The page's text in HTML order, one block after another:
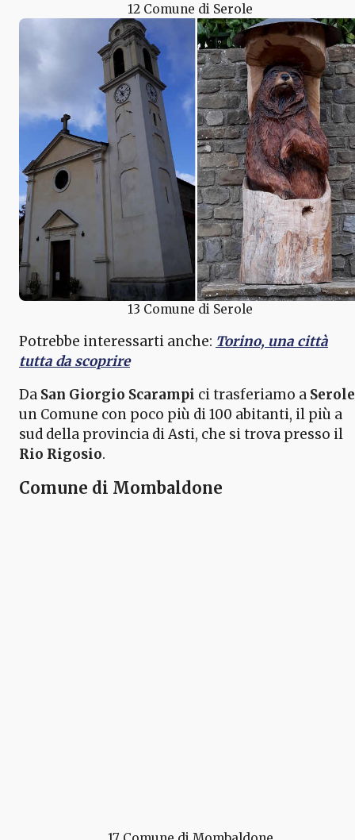
12 Comune di Serole
13 Comune di Serole
Potrebbe interessarti anche: Torino, una città
tutta da scoprire
Da San Giorgio Scarampi ci trasferiamo a Serole
un Comune con poco più di 100 abitanti, il più a
sud della provincia di Asti, che si trova presso il
Rio Rigosio.
Comune di Mombaldone